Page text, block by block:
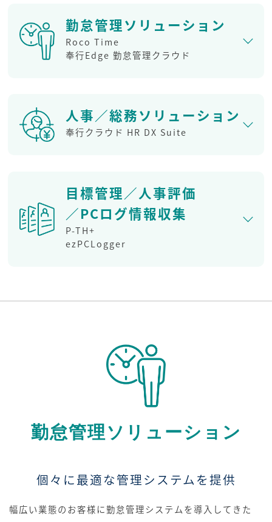
勤怠管理ソリューション
Roco Time
奉行Edge 勤怠管理クラウド
人事／総務ソリューション
奉行クラウド HR DX Suite
目標管理／人事評価
／PCログ情報収集
P-TH+
ezPCLogger
勤怠管理ソリューション
個々に最適な管理システムを提供
幅広い業態のお客様に勤怠管理システムを導入してきた